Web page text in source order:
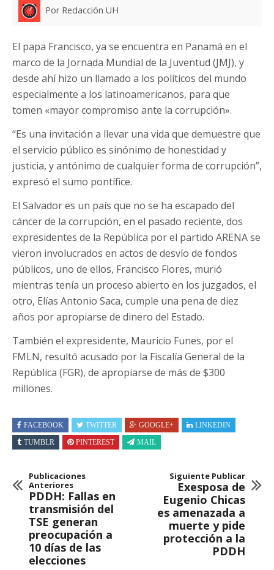
Por Redacción UH
El papa Francisco, ya se encuentra en Panamá en el
marco de la Jornada Mundial de la Juventud (JMJ), y
desde ahí hizo un llamado a los políticos del mundo
especialmente a los latinoamericanos, para que
tomen «mayor compromiso ante la corrupción».
“Es una invitación a llevar una vida que demuestre que
el servicio público es sinónimo de honestidad y
justicia, y antónimo de cualquier forma de corrupción”,
expresó el sumo pontífice.
El Salvador es un país que no se ha escapado del
cáncer de la corrupción, en el pasado reciente, dos
expresidentes de la República por el partido ARENA se
vieron involucrados en actos de desvío de fondos
públicos, uno de ellos, Francisco Flores, murió
mientras tenía un proceso abierto en los juzgados, el
otro, Elías Antonio Saca, cumple una pena de diez
años por apropiarse de dinero del Estado.
También el expresidente, Mauricio Funes, por el
FMLN, resultó acusado por la Fiscalía General de la
República (FGR), de apropiarse de más de $300
millones.
FACEBOOK TWITTER GOOGLE+
LINKEDIN
TUMBLR
PINTEREST MAIL
Publicaciones
Anteriores
PDDH: Fallas en
transmisión del
TSE generan
preocupación a
10 días de las
elecciones
Siguiente Publicar
Exesposa de
Eugenio Chicas
es amenazada a
muerte y pide
protección a la
PDDH